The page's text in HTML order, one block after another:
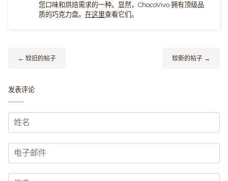
您口味和烘焙需求的一种。显然，ChocoVivo 拥有顶级品
质的巧克力盘。 在这里查看它们。
← 较旧的帖子 较新的帖子 →
发表评论